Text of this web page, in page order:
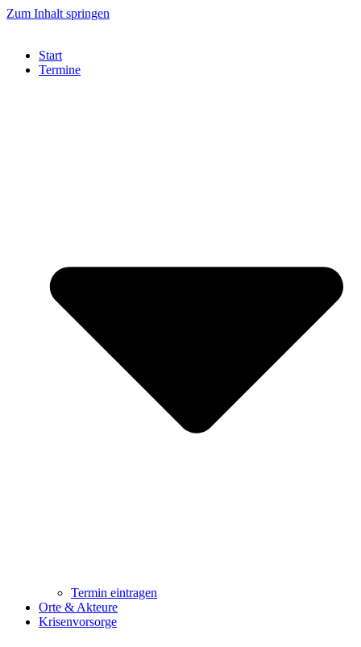
Zum Inhalt springen
Start
Termine
Termin eintragen
Orte & Akteure
Krisenvorsorge